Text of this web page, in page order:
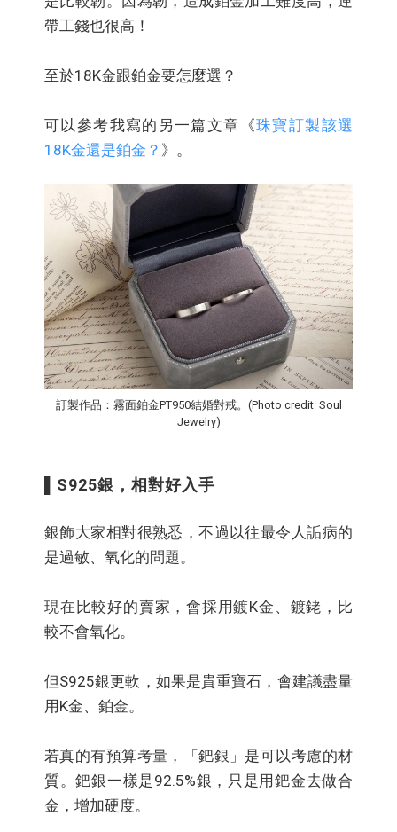
帶工錢也很高！
至於18K金跟鉑金要怎麼選？
可以參考我寫的另一篇文章《珠寶訂製該選
18K金還是鉑金？ 》。
訂製作品：霧面鉑金PT950結婚對戒。(Photo credit: Soul
Jewelry)
▌S925銀，相對好入手
銀飾大家相對很熟悉，不過以往最令人詬病的
是過敏、氧化的問題。
現在比較好的賣家，會採用鍍K金、鍍銠，比
較不會氧化。
但S925銀更軟，如果是貴重寶石，會建議盡量
用K金、鉑金。
若真的有預算考量，「鈀銀」是可以考慮的材
質。鈀銀一樣是92.5%銀，只是用鈀金去做合
金，增加硬度。